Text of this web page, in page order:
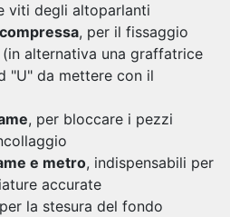
viti degli altoparlanti
, per il fissaggio
alternativa una graffatrice
"U" da mettere con il
, per bloccare i pezzi
e metro, indispensabili per
accurate
la stesura del fondo